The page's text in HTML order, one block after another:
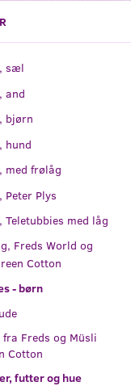
sæl
and
bjørn
hund
med frølåg
Peter Plys
Teletubbies med låg
Freds World og
Cotton
- børn
fra Freds og Müsli
Cotton
futter og hue